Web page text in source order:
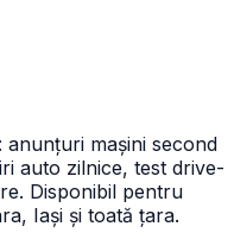
mașini second
auto zilnice, test drive-
Disponibil pentru
Iași și toată țara.